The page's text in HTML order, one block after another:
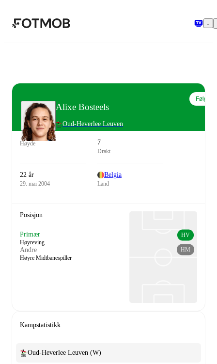
Alixe Bosteels
Oud-Heverlee Leuven
Følg
Høyde 7
Drakt
22 år
29. mai 2004
Belgia
Land
Posisjon
Primær
Høyreving
Andre
Høyre Midtbanespiller
HM
HV
Kampstatistikk
Oud-Heverlee Leuven (W)